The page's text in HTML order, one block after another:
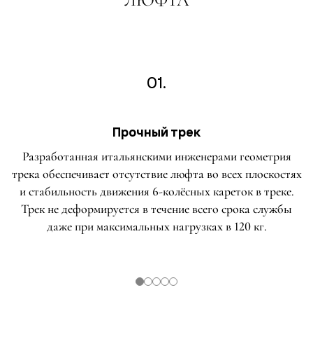
01.
Прочный трек
Разработанная итальянскими инженерами геометрия
трека обеспечивает отсутствие люфта во всех плоскостях
и стабильность движения 6-колёсных кареток в треке.
Трек не деформируется в течение всего срока службы
даже при максимальных нагрузках в 120 кг.